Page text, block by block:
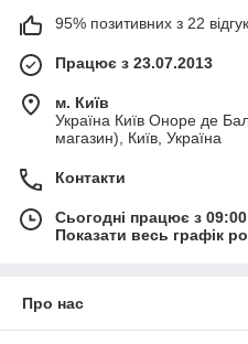
95% позитивних з 22
Працює з 23.07.2013
м. Київ
Україна Київ Оноре де
магазин), Київ, Україна
Контакти
Сьогодні працює з
Показати весь графік
Про нас